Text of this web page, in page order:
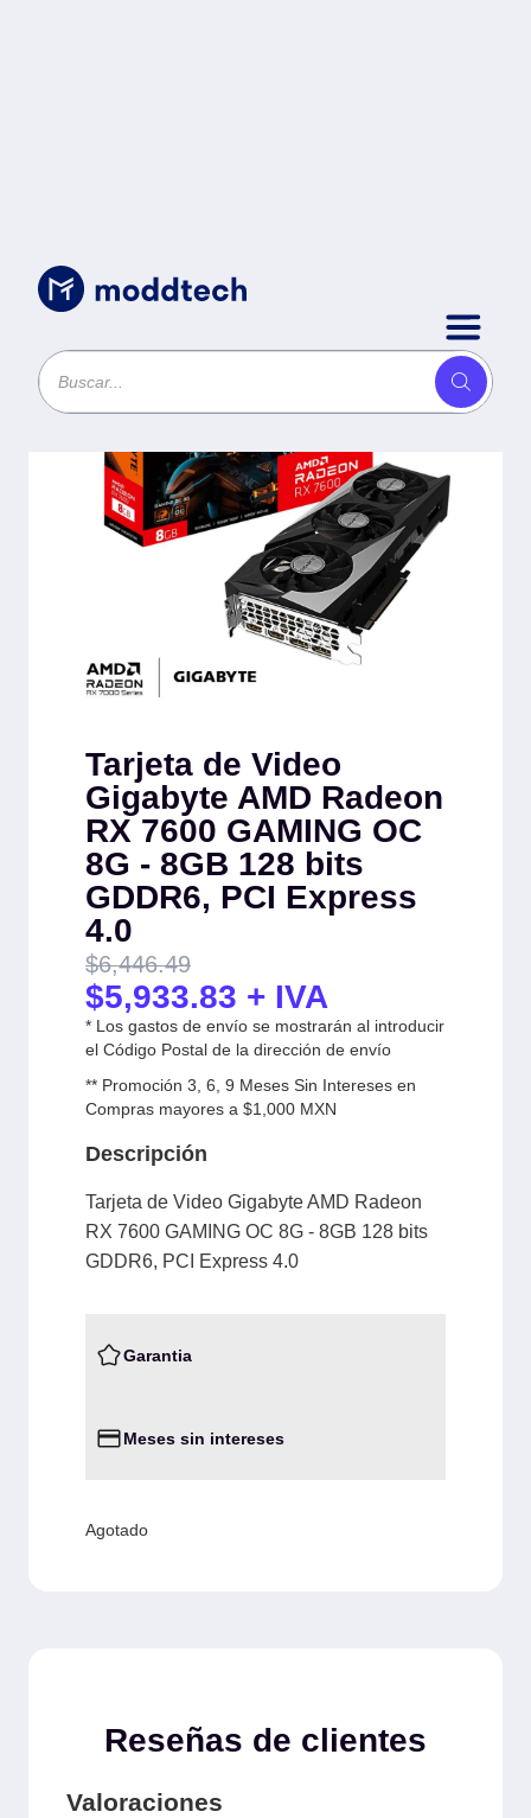
Sin categoría/Tarjeta de Video Gigabyte AMD
Radeon RX 7600 GAMING OC 8G
- 8GB 128 bits GDDR6, PCI
Tarjeta de Video
Gigabyte AMD Radeon
RX 7600 GAMING OC
8G - 8GB 128 bits
GDDR6, PCI Express
4.0
$6,446.49
$5,933.83 + IVA
* Los gastos de envío se mostrarán al introducir
el Código Postal de la dirección de envío
** Promoción 3, 6, 9 Meses Sin Intereses en
Compras mayores a $1,000 MXN
Descripción
Tarjeta de Video Gigabyte AMD Radeon
RX 7600 GAMING OC 8G - 8GB 128 bits
GDDR6, PCI Express 4.0
Garantia
Meses sin intereses
Agotado
Reseñas de clientes
Valoraciones